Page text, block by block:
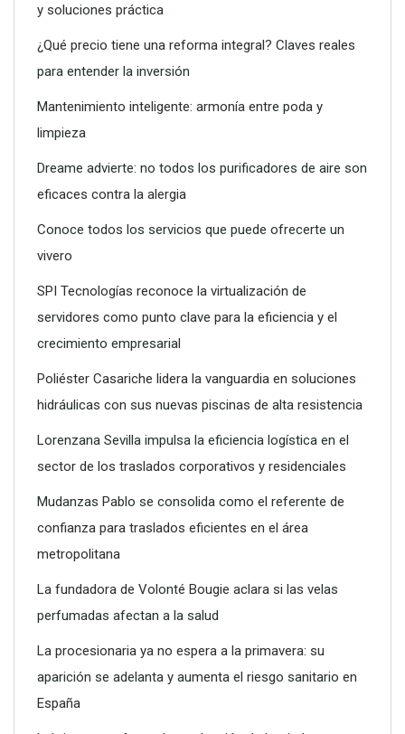
Conoce todos los servicios que puede ofrecerte un vivero
SPI Tecnologías reconoce la virtualización de servidores
como punto clave para la eficiencia y el crecimiento
empresarial
Poliéster Casariche lidera la vanguardia en soluciones
hidráulicas con sus nuevas piscinas de alta resistencia
y soluciones práctica
¿Qué precio tiene una reforma integral? Claves reales
para entender la inversión
Mantenimiento inteligente: armonía entre poda y
limpieza
Dreame advierte: no todos los purificadores de aire son
eficaces contra la alergia
Conoce todos los servicios que puede ofrecerte un
vivero
SPI Tecnologías reconoce la virtualización de
servidores como punto clave para la eficiencia y el
crecimiento empresarial
Poliéster Casariche lidera la vanguardia en soluciones
hidráulicas con sus nuevas piscinas de alta resistencia
Lorenzana Sevilla impulsa la eficiencia logística en el
sector de los traslados corporativos y residenciales
Mudanzas Pablo se consolida como el referente de
confianza para traslados eficientes en el área
metropolitana
La fundadora de Volonté Bougie aclara si las velas
perfumadas afectan a la salud
La procesionaria ya no espera a la primavera: su
aparición se adelanta y aumenta el riesgo sanitario en
España